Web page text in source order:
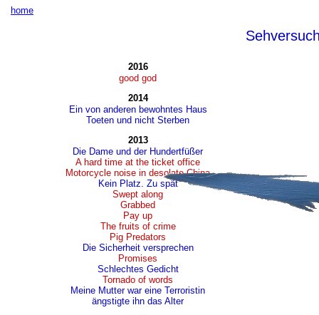
home
2016
good god
2014
Ein von anderen bewohntes Haus
Toeten und nicht Sterben
2013
Die Dame und der Hundertfüßer
A hard time at the ticket office
Motorcycle noise in desolate China
Kein Platz. Zu spät
Swept along
Grabbed
Pay up
The fruits of crime
Pig Predators
Die Sicherheit versprechen
Promises
Schlechtes Gedicht
Tornado of words
Meine Mutter war eine Terroristin
ängstigte ihn das Alter